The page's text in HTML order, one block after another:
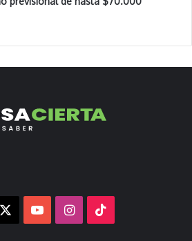
YouTubeInstagram